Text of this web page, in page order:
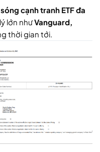
cạnh tranh ETF đa
lớn nhưVanguard,
thời gian tới.